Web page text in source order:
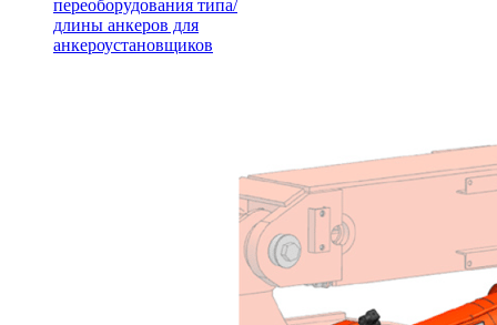
переоборудования типа/
длины анкеров для
анкероустановщиков